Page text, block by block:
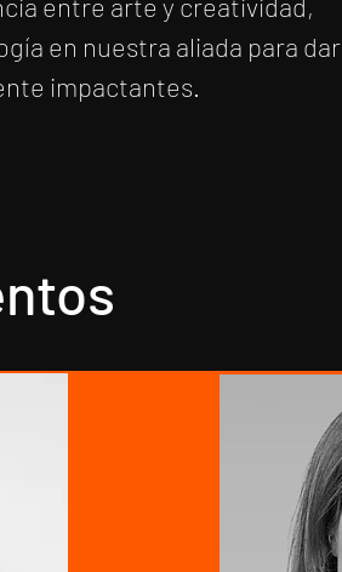
en nuestra aliada para dar
impactantes.